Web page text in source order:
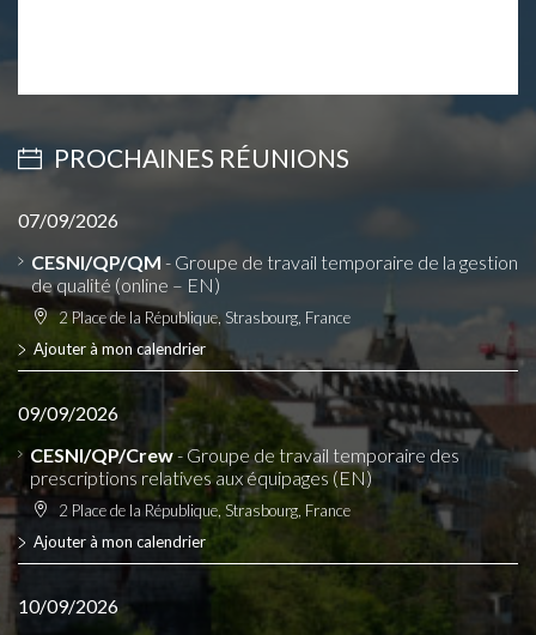
PROCHAINES RÉUNIONS
07/09/2026
CESNI/QP/QM - Groupe de travail temporaire de la gestion
de qualité (online – EN)
2 Place de la République, Strasbourg, France
Ajouter à mon calendrier
09/09/2026
CESNI/QP/Crew- Groupe de travail temporaire des
prescriptions relatives aux équipages (EN)
2 Place de la République, Strasbourg, France
Ajouter à mon calendrier
10/09/2026